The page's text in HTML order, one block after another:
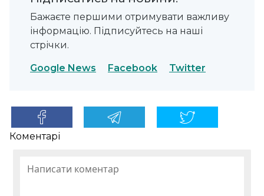
Бажаєте першими отримувати важливу
інформацію. Підписуйтесь на наші
стрічки.
Google News Facebook Twitter
Коментарі